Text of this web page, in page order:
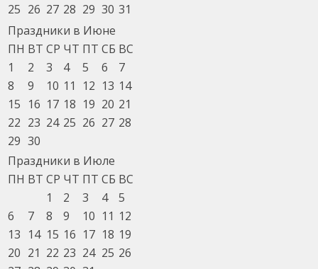
25 26 27 28 29 30 31
Праздники в Июне
ПН ВТ СР ЧТ ПТ СБ ВС
1
2 3 4 5 6
7
8
9 10 11 12 13 14
15 16 17 18 19 20 21
22 23 24 25 26 27 28
29 30
Праздники в Июле
ПН ВТ СР ЧТ ПТ СБ ВС
1
2 3 4
5
6
7 8 9 10 11 12
13 14 15 16 17 18 19
20 21 22 23 24 25 26